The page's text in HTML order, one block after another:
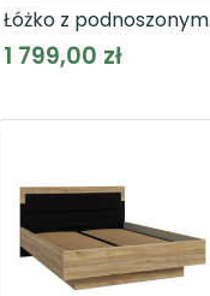
Łóżko z podnoszonym
wkładem
LENYBELARDO
1 799,00 zł